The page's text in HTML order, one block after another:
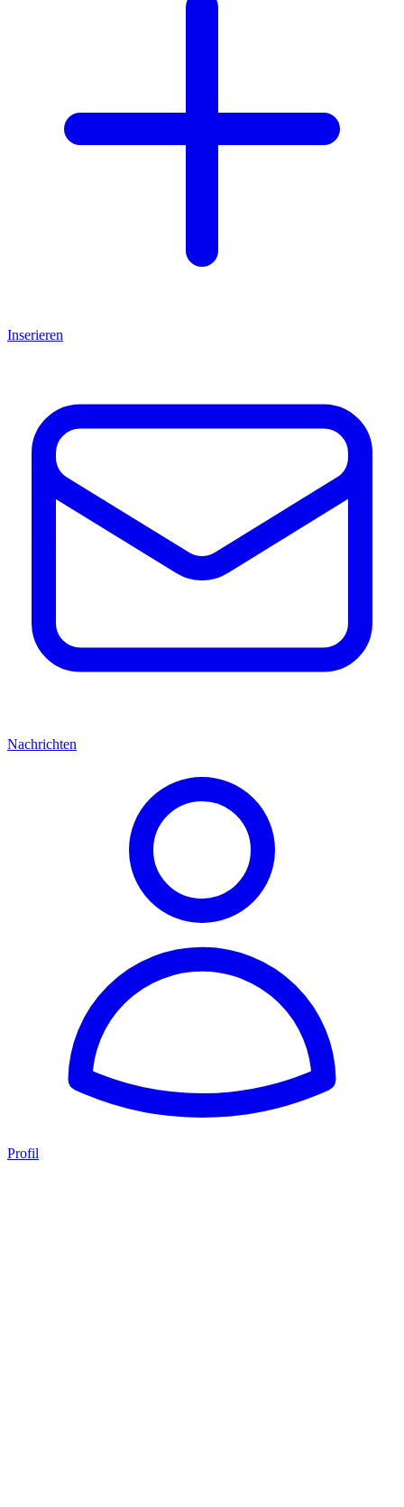
Inserieren
Nachrichten
Profil